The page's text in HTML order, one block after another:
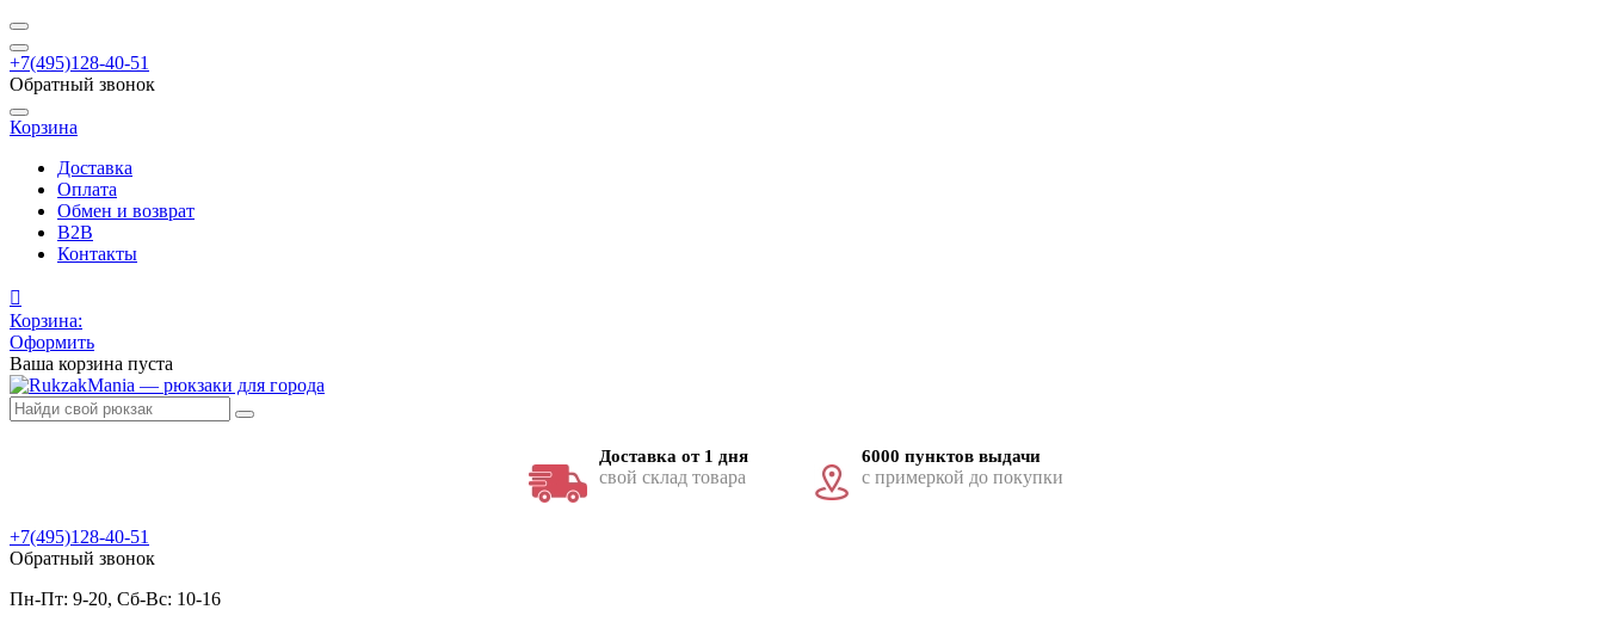
+7(495)128-40-51
Обратный звонок
Корзина
Доставка
Оплата
Обмен и возврат
B2B
Контакты
Корзина:
Оформить
Ваша корзина пуста
Доставка от 1 дня
свой склад товара
6000 пунктов выдачи
с примеркой до покупки
+7(495)128-40-51
Обратный звонок
Пн-Пт: 9-20, Сб-Вс: 10-16